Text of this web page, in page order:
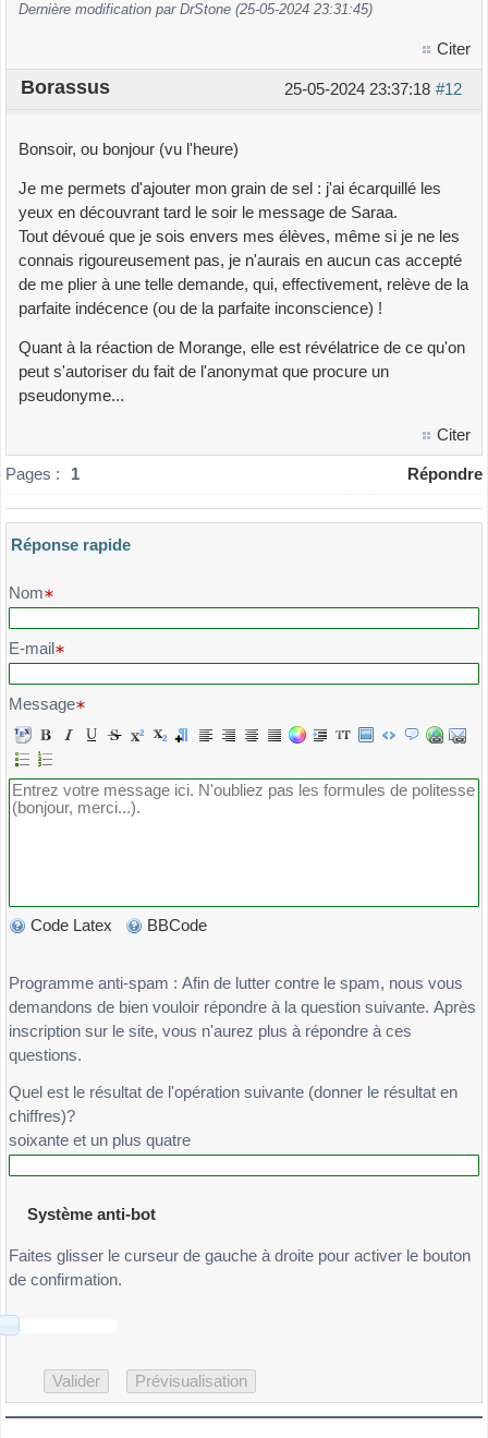
Dernière modification par DrStone (25-05-2024 23:31:45)
Citer
#12
25-05-2024 23:37:18
Borassus
Bonsoir, ou bonjour (vu l'heure)
Je me permets d'ajouter mon grain de sel : j'ai écarquillé les
yeux en découvrant tard le soir le message de Saraa.
Tout dévoué que je sois envers mes élèves, même si je ne les
connais rigoureusement pas, je n'aurais en aucun cas accepté
de me plier à une telle demande, qui, effectivement, relève de la
parfaite indécence (ou de la parfaite inconscience) !
Quant à la réaction de Morange, elle est révélatrice de ce qu'on
peut s'autoriser du fait de l'anonymat que procure un
pseudonyme...
Citer
Pages : 1 Répondre
Réponse rapide
Veuillez composer votre message et l'envoyer
Nom
E-mail
Message
Code Latex BBCode
Programme anti-spam : Afin de lutter contre le spam, nous vous
demandons de bien vouloir répondre à la question suivante. Après
inscription sur le site, vous n'aurez plus à répondre à ces
questions.
Quel est le résultat de l'opération suivante (donner le résultat en
chiffres)?
soixante et un plus quatre
Système anti-bot
Faites glisser le curseur de gauche à droite pour activer le bouton
de confirmation.